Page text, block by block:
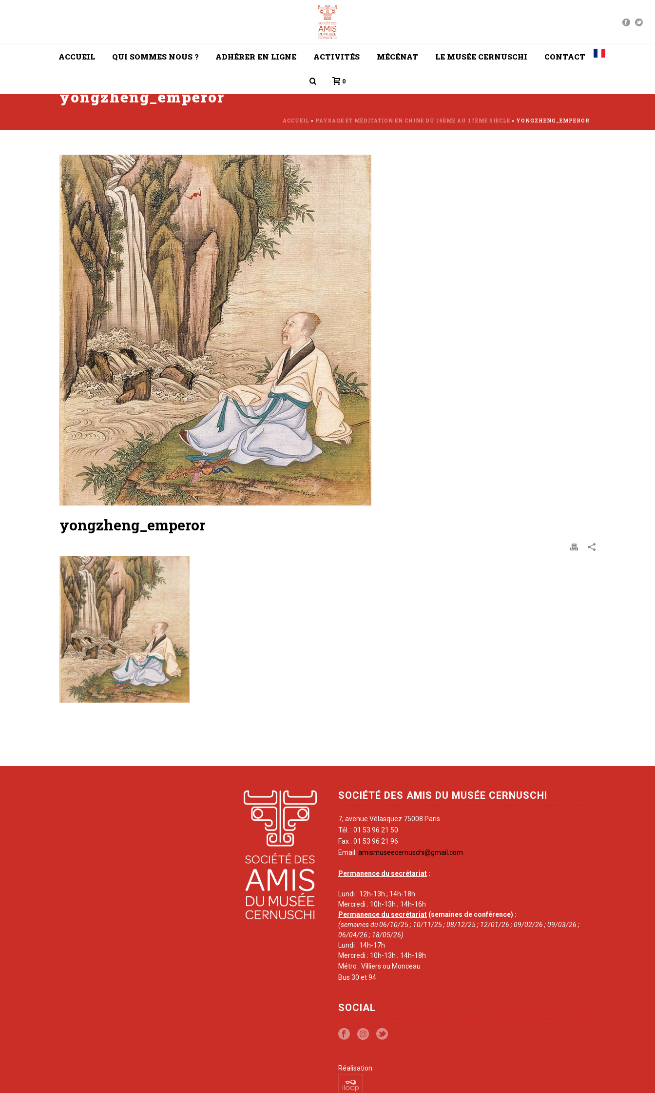
ACCUEIL QUI SOMMES NOUS ? ADHÉRER EN LIGNE ACTIVITÉS MÉCÉNAT LE MUSÉE CERNUSCHI CONTACT
0
yongzheng_emperor
ACCUEIL » PAYSAGE ET MÉDITATION EN CHINE DU 15ÈME AU 17ÈME SIÈCLE » YONGZHENG_EMPEROR
yongzheng_emperor
SOCIÉTÉ DES AMIS DU MUSÉE CERNUSCHI
7, avenue Vélasquez 75008 Paris
Tél. : 01 53 96 21 50
Fax : 01 53 96 21 96
Email: amismuseecernuschi@gmail.com
Permanence du secrétariat :
Lundi : 12h-13h ; 14h-18h
Mercredi : 10h-13h ; 14h-16h
Permanence du secrétariat (semaines de conférence) :
(semaines du 06/10/25 ; 10/11/25 ; 08/12/25 ; 12/01/26 ; 09/02/26 ; 09/03/26 ;
06/04/26 ; 18/05/26)
Lundi : 14h-17h
Mercredi : 10h-13h ; 14h-18h
Métro : Villiers ou Monceau
Bus 30 et 94
SOCIAL
Réalisation